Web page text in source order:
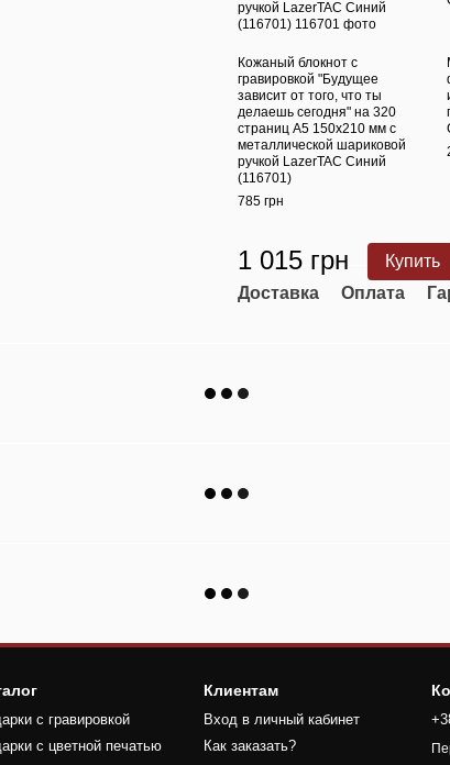
Кожаный блокнот с
гравировкой "Будущее
зависит от того, что ты
делаешь сегодня" на 320
страниц А5 150х210 мм с
металлической шариковой
ручкой LazerTAC Синий
(116701)
785 грн
1 015 грн Купить
Доставка Оплата
с гравировкой
с цветной печатью
Клиентам
Вход в личный кабинет
Как заказать?